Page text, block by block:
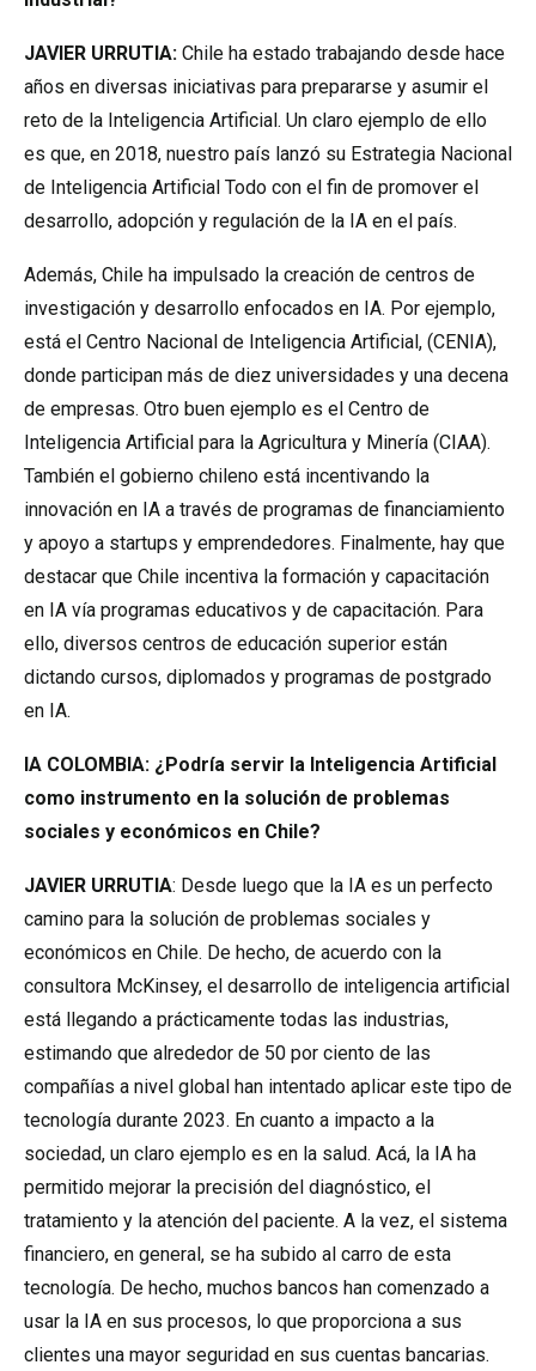
JAVIER URRUTIA: Chile ha estado trabajando desde hace
años en diversas iniciativas para prepararse y asumir el
reto de la Inteligencia Artificial. Un claro ejemplo de ello
es que, en 2018, nuestro país lanzó su Estrategia Nacional
de Inteligencia Artificial Todo con el fin de promover el
desarrollo, adopción y regulación de la IA en el país.
Además, Chile ha impulsado la creación de centros de
investigación y desarrollo enfocados en IA. Por ejemplo,
está el Centro Nacional de Inteligencia Artificial, (CENIA),
donde participan más de diez universidades y una decena
de empresas. Otro buen ejemplo es el Centro de
Inteligencia Artificial para la Agricultura y Minería (CIAA).
También el gobierno chileno está incentivando la
innovación en IA a través de programas de financiamiento
y apoyo a startups y emprendedores. Finalmente, hay que
destacar que Chile incentiva la formación y capacitación
en IA vía programas educativos y de capacitación. Para
ello, diversos centros de educación superior están
dictando cursos, diplomados y programas de postgrado
en IA.
IA COLOMBIA: ¿Podría servir la Inteligencia Artificial
como instrumento en la solución de problemas
sociales y económicos en Chile?
JAVIER URRUTIA: Desde luego que la IA es un perfecto
camino para la solución de problemas sociales y
económicos en Chile. De hecho, de acuerdo con la
consultora McKinsey, el desarrollo de inteligencia artificial
está llegando a prácticamente todas las industrias,
estimando que alrededor de 50 por ciento de las
compañías a nivel global han intentado aplicar este tipo de
tecnología durante 2023. En cuanto a impacto a la
sociedad, un claro ejemplo es en la salud. Acá, la IA ha
permitido mejorar la precisión del diagnóstico, el
tratamiento y la atención del paciente. A la vez, el sistema
financiero, en general, se ha subido al carro de esta
tecnología. De hecho, muchos bancos han comenzado a
usar la IA en sus procesos, lo que proporciona a sus
clientes una mayor seguridad en sus cuentas bancarias.